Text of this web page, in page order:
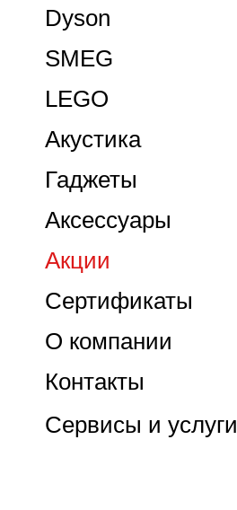
Контакты
О компании
Сертификаты
Акции
Аксессуары
Гаджеты
Акустика
Dyson
LEGO
SMEG
Сервисы и услуги